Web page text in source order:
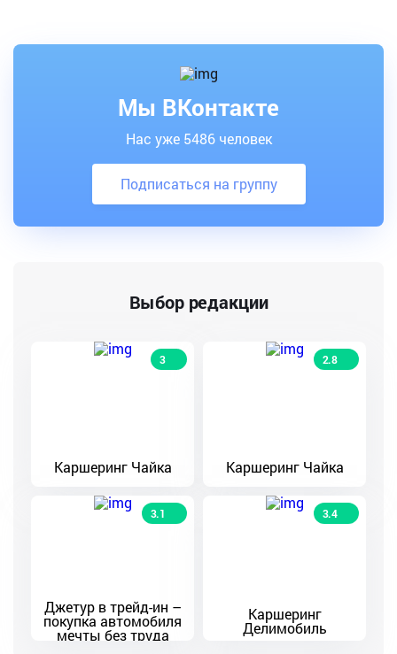
Мы ВКонтакте
Нас уже 5486 человек
Подписаться на группу
Выбор редакции
3
Каршеринг Чайка
2.8
Каршеринг Чайка
3.1
Джетур в трейд-ин –
покупка автомобиля
мечты без труда
3.4
Каршеринг
Делимобиль